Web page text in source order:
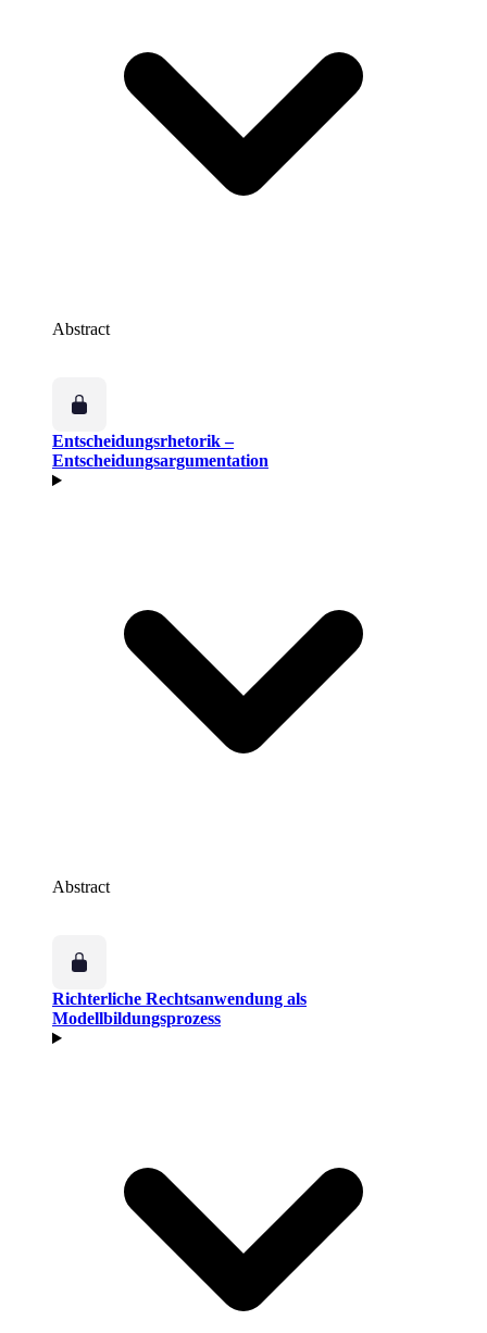
Abstract
Entscheidungsrhetorik –
Entscheidungsargumentation
Abstract
Richterliche Rechtsanwendung als
Modellbildungsprozess